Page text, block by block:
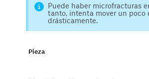
Puede haber microfracturas
tanto, intenta mover un poco
drásticamente.
Pieza